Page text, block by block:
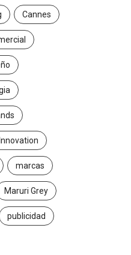
2026/06/23
Cannes
Innovation
marcas
Maruri Grey
publicidad